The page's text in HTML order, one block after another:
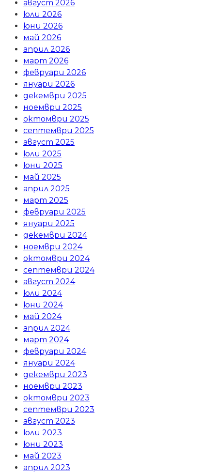
август 2026
юли 2026
юни 2026
май 2026
април 2026
март 2026
февруари 2026
януари 2026
декември 2025
ноември 2025
октомври 2025
септември 2025
август 2025
юли 2025
юни 2025
май 2025
април 2025
март 2025
февруари 2025
януари 2025
декември 2024
ноември 2024
октомври 2024
септември 2024
август 2024
юли 2024
юни 2024
май 2024
април 2024
март 2024
февруари 2024
януари 2024
декември 2023
ноември 2023
октомври 2023
септември 2023
август 2023
юли 2023
юни 2023
май 2023
април 2023